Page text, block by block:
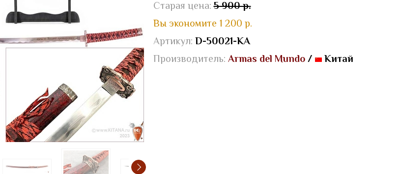
Старая цена:5 900 р.
Вы экономите 1 200 р.
Артикул: D-50021-KA
Производитель: Armas del Mundo/ Китай